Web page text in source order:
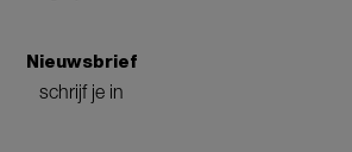
Nieuwsbrief
schrijf je in